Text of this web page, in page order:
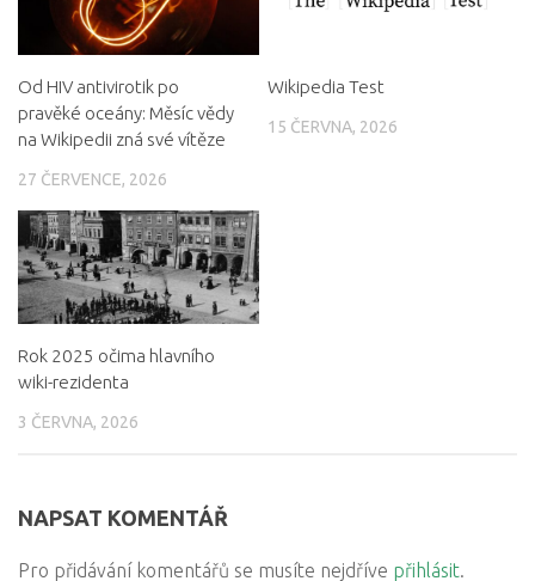
Od HIV antivirotik po
pravěké oceány: Měsíc vědy
na Wikipedii zná své vítěze
27 ČERVENCE, 2026
Wikipedia Test
15 ČERVNA, 2026
Rok 2025 očima hlavního
wiki-rezidenta
3 ČERVNA, 2026
NAPSAT KOMENTÁŘ
Pro přidávání komentářů se musíte nejdříve přihlásit.